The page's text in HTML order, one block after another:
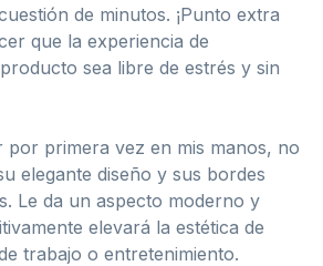
de minutos. ¡Punto extra
que la experiencia de
sea libre de estrés y sin
por primera vez en mis manos, no
elegante diseño y sus bordes
Le da un aspecto moderno y
elevará la estética de
trabajo o entretenimiento.